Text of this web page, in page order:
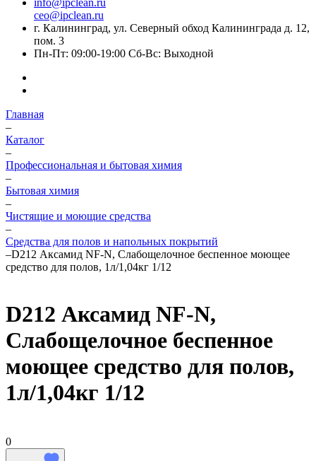
info@ipclean.ru
ceo@ipclean.ru
г. Калининград, ул. Северный обход Калининграда д. 12,
пом. 3
Пн-Пт: 09:00-19:00 Сб-Вс: Выходной
Главная
–
Каталог
–
Профессиональная и бытовая химия
–
Бытовая химия
–
Чистящие и моющие средства
–
Средства для полов и напольных покрытий
–D212 Аксамид NF-N, Слабощелочное беспенное моющее
средство для полов, 1л/1,04кг 1/12
D212 Аксамид NF-N,
Слабощелочное беспенное
моющее средство для полов,
1л/1,04кг 1/12
0